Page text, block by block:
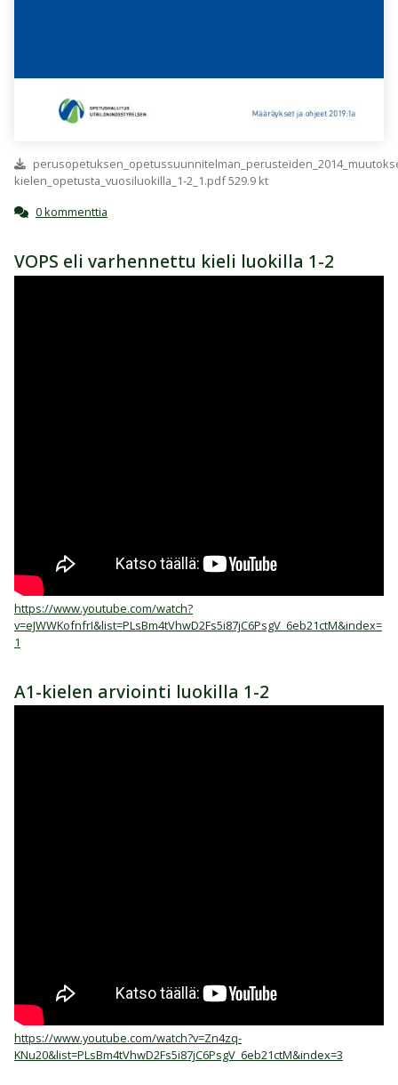
kielen_opetusta_vuosiluokilla_1-2_1.pdf 529.9 kt
0 kommenttia
VOPS eli varhennettu kieli luokilla 1-2
https://www.youtube.com/watch?
v=eJWWKofnfrI&list=PLsBm4tVhwD2Fs5i87jC6PsgV_6eb21ctM&index=
1
A1-kielen arviointi luokilla 1-2
https://www.youtube.com/watch?v=Zn4zq-
KNu20&list=PLsBm4tVhwD2Fs5i87jC6PsgV_6eb21ctM&index=3